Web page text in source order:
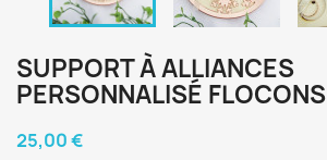
SUPPORT À ALLIANCES
PERSONNALISÉ FLOCONS
25,00 €